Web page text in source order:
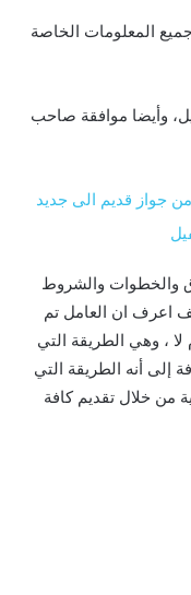
المعلومات الخاصة
وأيضا موافقة صاحب
جواز قديم الى جديد
والخطوات والشروط
اعرف ان العامل تم
، وهي الطريقة التي
إلى أنه الطريقة التي
من خلال تقديم كافة